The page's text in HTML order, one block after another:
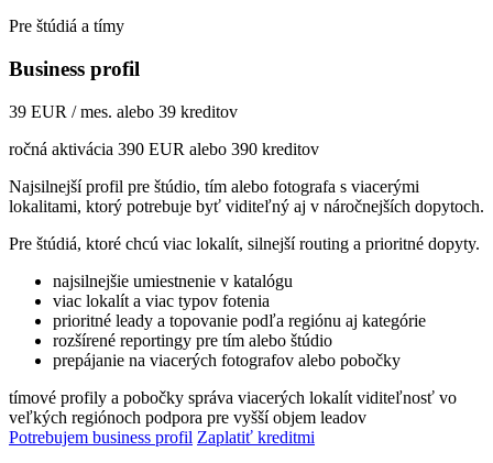
Pre štúdiá a tímy
Business profil
39 EUR / mes. alebo 39 kreditov
ročná aktivácia 390 EUR alebo 390 kreditov
Najsilnejší profil pre štúdio, tím alebo fotografa s viacerými
lokalitami, ktorý potrebuje byť viditeľný aj v náročnejších dopytoch.
Pre štúdiá, ktoré chcú viac lokalít, silnejší routing a prioritné dopyty.
najsilnejšie umiestnenie v katalógu
viac lokalít a viac typov fotenia
prioritné leady a topovanie podľa regiónu aj kategórie
rozšírené reportingy pre tím alebo štúdio
prepájanie na viacerých fotografov alebo pobočky
tímové profily a pobočky správa viacerých lokalít viditeľnosť vo
veľkých regiónoch podpora pre vyšší objem leadov
Potrebujem business profil Zaplatiť kreditmi